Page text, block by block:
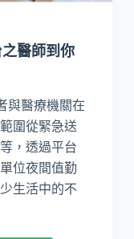
醫師到你
與醫療機關在
圍從緊急送
，透過平台
位夜間值勤
生活中的不